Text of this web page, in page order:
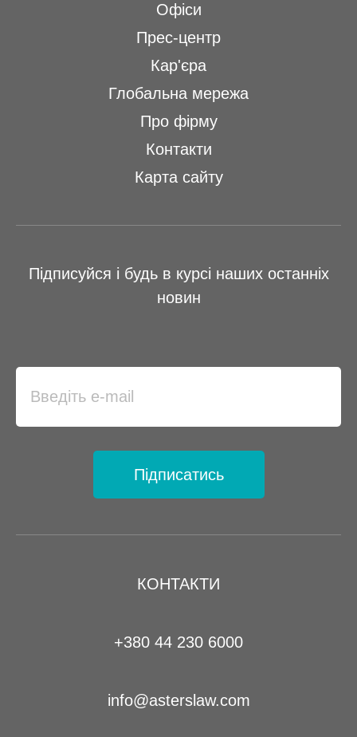
КОНТАКТИ
+380 44 230 6000
info@asterslaw.com
Офіси
Прес-центр
Кар'єра
Глобальна мережа
Про фірму
Контакти
Карта сайту
Підписуйся і будь в курсі наших останніх
новин
Підписатись